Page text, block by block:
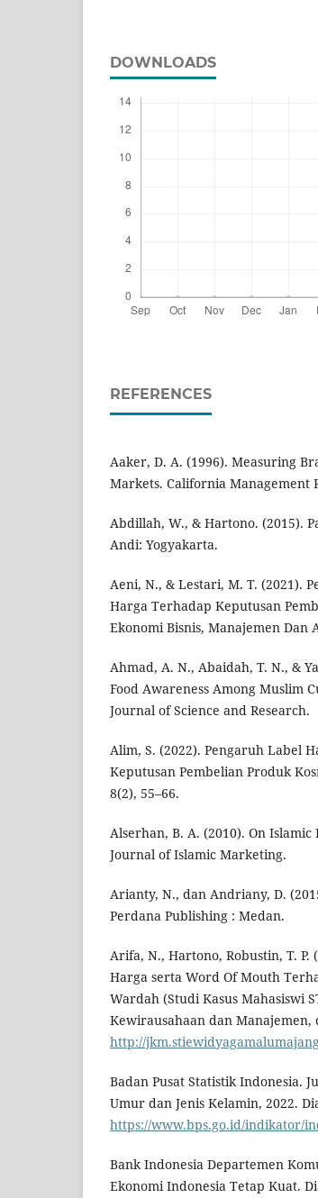
DOWNLOADS
REFERENCES
Aaker, D. A. (1996). Measuring
Markets. California Management
Abdillah, W., & Hartono. (2015).
Andi: Yogyakarta.
Aeni, N., & Lestari, M. T. (2021).
Harga Terhadap Keputusan
Ekonomi Bisnis, Manajemen Dan
Ahmad, A. N., Abaidah, T. N., &
Food Awareness Among Muslim
Journal of Science and Research.
Alim, S. (2022). Pengaruh Label
Keputusan Pembelian Produk
8(2), 55–66.
Alserhan, B. A. (2010). On
Journal of Islamic Marketing.
Arianty, N., dan Andriany, D.
Perdana Publishing : Medan.
Arifa, N., Hartono, Robustin, T.
Harga serta Word Of Mouth
Wardah (Studi Kasus Mahasiswi
Kewirausahaan dan Manajemen,
http://
Badan Pusat Statistik Indonesia.
Umur dan Jenis Kelamin, 2022.
https://www.bps.go.id/indikator/
Bank Indonesia Departemen
Ekonomi Indonesia Tetap Kuat.